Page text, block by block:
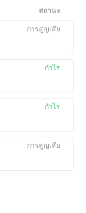
สถานะ
การสูญเสีย
กำไร
กำไร
การสูญเสีย